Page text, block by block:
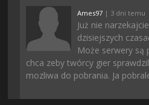
Ames97 | 3 dni temu
Już nie
dzisiejszych
Może serwery są
chca zeby twórcy gier
mozliwa do pobrania. Ja